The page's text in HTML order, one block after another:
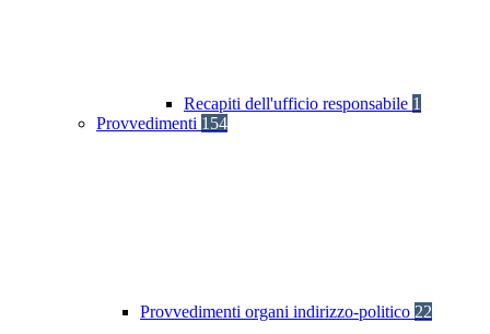
Recapiti dell'ufficio responsabile 1
Provvedimenti 154
Provvedimenti organi indirizzo-politico 22